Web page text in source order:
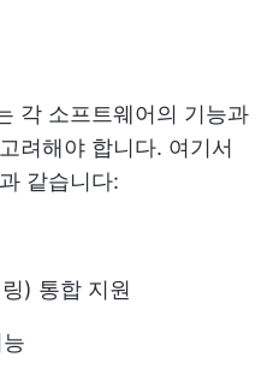
각 소프트웨어의 기능과
려해야 합니다. 여기서
같습니다:
) 통합 지원